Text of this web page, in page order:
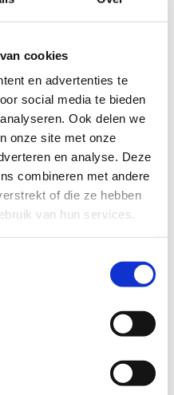
cookies
en advertenties te
social media te bieden
Ook delen we
onze site met onze
en analyse. Deze
combineren met andere
of die ze hebben
van hun services.
september
paddelstoelen die uit